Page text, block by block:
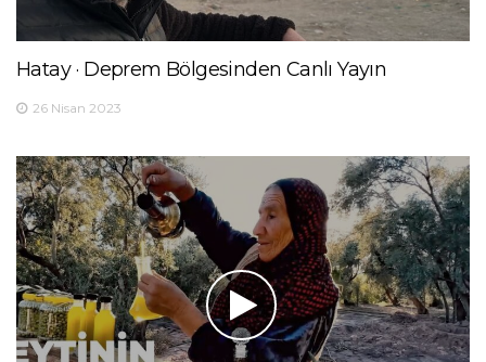
Hatay · Deprem Bölgesinden Canlı Yayın
26 Nisan 2023